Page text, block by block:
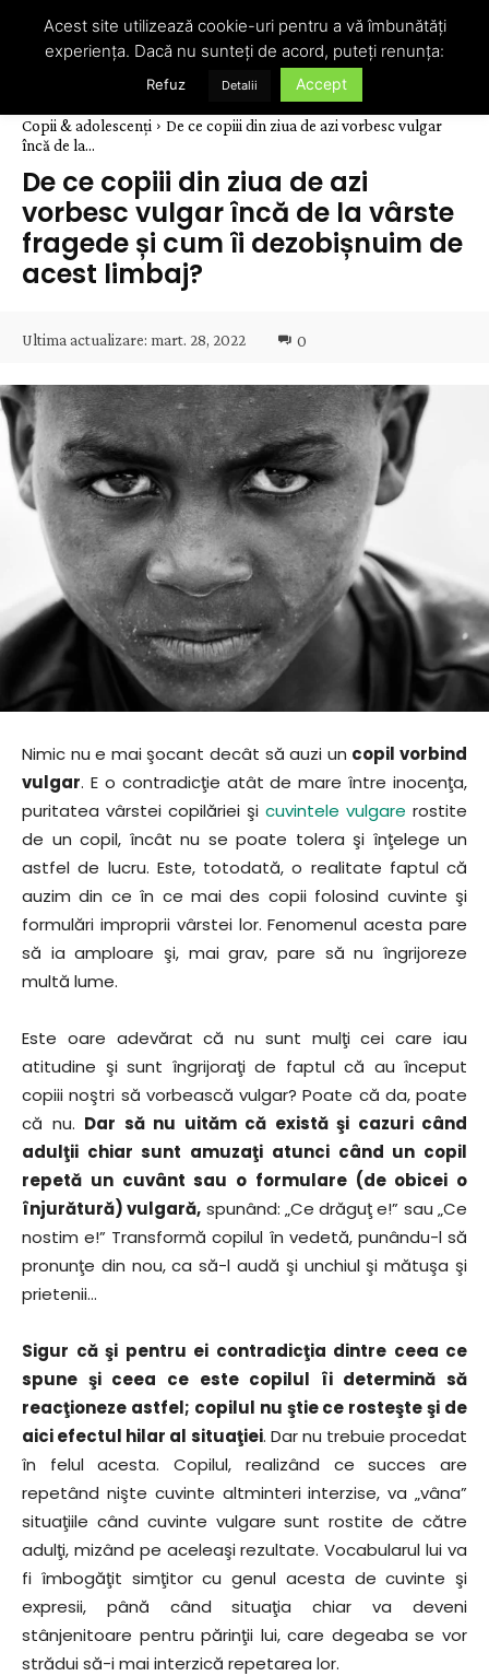
Copii & adolescenți
De ce copiii din ziua de azi vorbesc vulgar
încă de la...
De ce copiii din ziua de azi
vorbesc vulgar încă de la vârste
fragede și cum îi dezobișnuim de
acest limbaj?
Ultima actualizare: mart. 28, 2022 0
Nimic nu e mai şocant decât să auzi un copil vorbind
vulgar. E o contradicţie atât de mare între inocenţa,
puritatea vârstei copilăriei şi cuvintele vulgare rostite
de un copil, încât nu se poate tolera şi înţelege un
astfel de lucru. Este, totodată, o realitate faptul că
auzim din ce în ce mai des copii folosind cuvinte şi
formulări improprii vârstei lor. Fenomenul acesta pare
să ia amploare şi, mai grav, pare să nu îngrijoreze
multă lume.
Este oare adevărat că nu sunt mulţi cei care iau
atitudine şi sunt îngrijoraţi de faptul că au început
copiii noştri să vorbească vulgar? Poate că da, poate
că nu. Dar să nu uităm că există şi cazuri când
adulţii chiar sunt amuzaţi atunci când un copil
repetă un cuvânt sau o formulare (de obicei o
înjurătură) vulgară, spunând: „Ce drăguţ e!” sau „Ce
nostim e!” Transformă copilul în vedetă, punându-l să
pronunţe din nou, ca să-l audă şi unchiul şi mătuşa şi
prietenii…
Sigur că şi pentru ei contradicţia dintre ceea ce
spune şi ceea ce este copilul îi determină să
reacţioneze astfel; copilul nu ştie ce rosteşte şi de
aici efectul hilar al situaţiei. Dar nu trebuie procedat
în felul acesta. Copilul, realizând ce succes are
repetând nişte cuvinte altminteri interzise, va „vâna”
situaţiile când cuvinte vulgare sunt rostite de către
adulţi, mizând pe aceleaşi rezultate. Vocabularul lui va
fi îmbogăţit simţitor cu genul acesta de cuvinte şi
expresii, până când situaţia chiar va deveni
stânjenitoare pentru părinţii lui, care degeaba se vor
strădui să-i mai interzică repetarea lor.
Acest site utilizează cookie-uri pentru a vă îmbunătăți
experiența. Dacă nu sunteți de acord, puteți renunța:
Refuz Detalii Accept